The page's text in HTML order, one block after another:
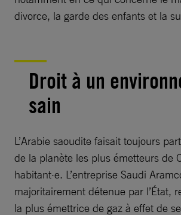
divorce, la garde des enfants et la
Droit à un
sain
L’Arabie saoudite faisait toujours
de la planète les plus émetteurs de
habitant·e. L’entreprise Saudi
majoritairement détenue par l’État,
la plus émettrice de gaz à effet de